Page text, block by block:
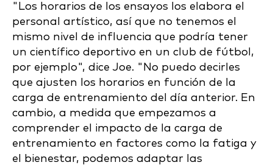
"Los horarios de los ensayos los elabora el
personal artístico, así que no tenemos el
mismo nivel de influencia que podría tener
un científico deportivo en un club de fútbol,
por ejemplo", dice Joe. "No puedo decirles
que ajusten los horarios en función de la
carga de entrenamiento del día anterior. En
cambio, a medida que empezamos a
comprender el impacto de la carga de
entrenamiento en factores como la fatiga y
el bienestar, podemos adaptar las